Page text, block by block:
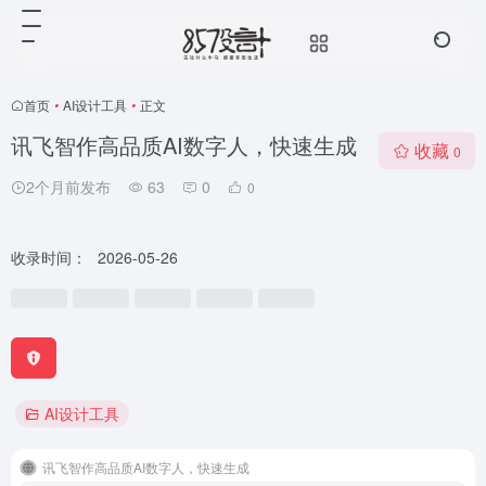
首页 • AI设计工具 • 正文
讯飞智作高品质AI数字人，快速生成
2个月前发布 63 0 0
收藏 0
收录时间： 2026-05-26
AI设计工具
讯飞智作高品质AI数字人，快速生成